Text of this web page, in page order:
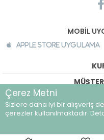
MOBİL
Apple Store Uygulama
©breeze.com.tr
Çerez Metni
Sizlere daha iyi bir alışveriş
çerezler kullanılmaktadır.